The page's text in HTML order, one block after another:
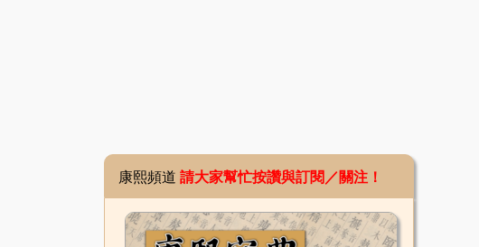
康熙頻道 請大家幫忙按讚與訂閱／關注！